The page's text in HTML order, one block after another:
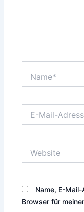
Mail-
Name, E-
Browser für